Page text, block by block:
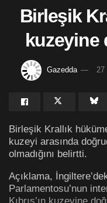
Birleşik
kuzeyine
Gazedda 27
Birleşik Krallık
kuzeyi arasında
olmadığını belirtti.
Açıklama,
Parlamentosu’nun